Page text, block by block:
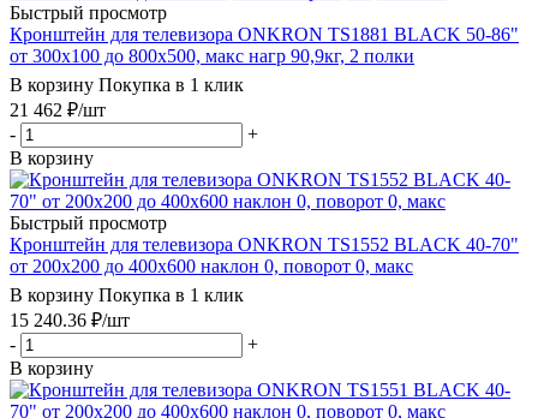
Быстрый просмотр
Кронштейн для телевизора ONKRON TS1881 BLACK 50-86"
от 300х100 до 800х500, макс нагр 90,9кг, 2 полки
В корзину Покупка в 1 клик
21 462 ₽/шт
-
+
В корзину
Быстрый просмотр
Кронштейн для телевизора ONKRON TS1552 BLACK 40-70"
от 200х200 до 400х600 наклон 0, поворот 0, макс
В корзину Покупка в 1 клик
15 240.36 ₽/шт
-
+
В корзину